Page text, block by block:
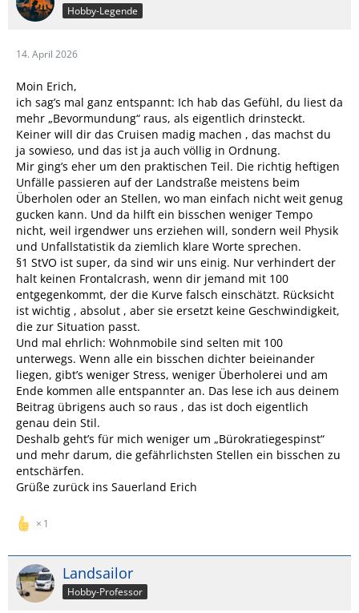
Hobby-Legende
14. April 2026
Moin Erich,
ich sag’s mal ganz entspannt: Ich hab das Gefühl, du liest da
mehr „Bevormundung“ raus, als eigentlich drinsteckt.
Keiner will dir das Cruisen madig machen , das machst du
ja sowieso, und das ist ja auch völlig in Ordnung.
Mir ging’s eher um den praktischen Teil. Die richtig heftigen
Unfälle passieren auf der Landstraße meistens beim
Überholen oder an Stellen, wo man einfach nicht weit genug
gucken kann. Und da hilft ein bisschen weniger Tempo
nicht, weil irgendwer uns erziehen will, sondern weil Physik
und Unfallstatistik da ziemlich klare Worte sprechen.
§1 StVO ist super, da sind wir uns einig. Nur verhindert der
halt keinen Frontalcrash, wenn dir jemand mit 100
entgegenkommt, der die Kurve falsch einschätzt. Rücksicht
ist wichtig , absolut , aber sie ersetzt keine Geschwindigkeit,
die zur Situation passt.
Und mal ehrlich: Wohnmobile sind selten mit 100
unterwegs. Wenn alle ein bisschen dichter beieinander
liegen, gibt’s weniger Stress, weniger Überholerei und am
Ende kommen alle entspannter an. Das lese ich aus deinem
Beitrag übrigens auch so raus , das ist doch eigentlich
genau dein Stil.
Deshalb geht’s für mich weniger um „Bürokratiegespinst“
und mehr darum, die gefährlichsten Stellen ein bisschen zu
entschärfen.
Grüße zurück ins Sauerland Erich
1
Landsailor
Hobby-Professor